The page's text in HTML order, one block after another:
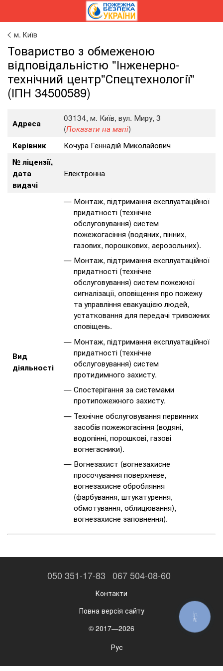
м. Київ
Товариство з обмеженою
відповідальністю "Інженерно-
технічний центр"Спецтехнології"
(ІПН 34500589)
Адреса
03134, м. Київ, вул. Миру, 3
(Показати на мапі)
Керівник
Кочура Геннадій Миколайович
№ ліцензії,
дата
видачі
Електронна
Вид
діяльності
Монтаж, підтримання експлуатаційної
придатності (технічне
обслуговування) систем
пожежогасіння (водяних, пінних,
газових, порошкових, аерозольних).
Монтаж, підтримання експлуатаційної
придатності (технічне
обслуговування) систем пожежної
сигналізації, оповіщення про пожежу
та управління евакуацією людей,
устатковання для передачі тривожних
сповіщень.
Монтаж, підтримання експлуатаційної
придатності (технічне
обслуговування) систем
протидимного захисту.
Спостерігання за системами
протипожежного захисту.
Технічне обслуговування первинних
засобів пожежогасіння (водяні,
водопінні, порошкові, газові
вогнегасники).
Вогнезахист (вогнезахисне
просочування поверхневе,
вогнезахисне обробляння
(фарбування, штукатурення,
обмотування, облицювання),
вогнезахисне заповнення).
050 351-17-83 067 504-08-60
Контакти
Повна версія сайту
© 2017—2026
Рус
КНОПКА
ЗВ'ЯЗКУ